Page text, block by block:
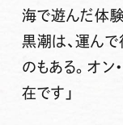
海で遊んだ体験
黒潮は、運ん
のもある。オン
在です」